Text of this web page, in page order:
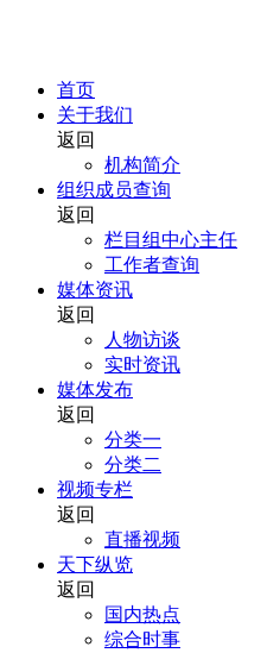
首页
关于我们
返回
机构简介
组织成员查询
返回
栏目组中心主任
工作者查询
媒体资讯
返回
人物访谈
实时资讯
媒体发布
返回
分类一
分类二
视频专栏
返回
直播视频
天下纵览
返回
国内热点
综合时事